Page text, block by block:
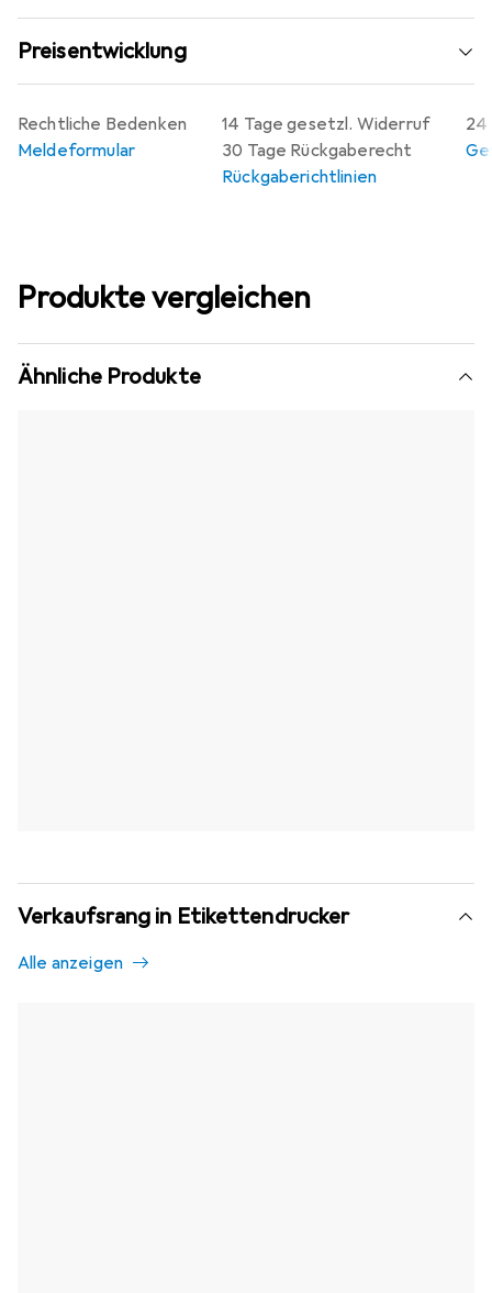
Preisentwicklung
14 Tage gesetzl. Widerruf
30 Tage Rückgaberecht
Rückgaberichtlinien
24
Rechtliche Bedenken
Meldeformular
Produkte vergleichen
Ähnliche Produkte
Verkaufsrang in Etikettendrucker
Alle anzeigen